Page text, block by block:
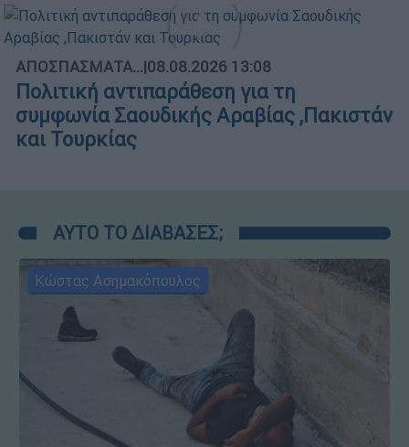
ΑΠΟΣΠΑΣΜΑΤΑ...|08.08.2026 13:08
Πολιτική αντιπαράθεση για τη
συμφωνία Σαουδικής Αραβίας ,Πακιστάν
και Τουρκίας
ΑΥΤΟ ΤΟ ΔΙΑΒΑΣΕΣ;
Κώστας Ασημακόπουλος